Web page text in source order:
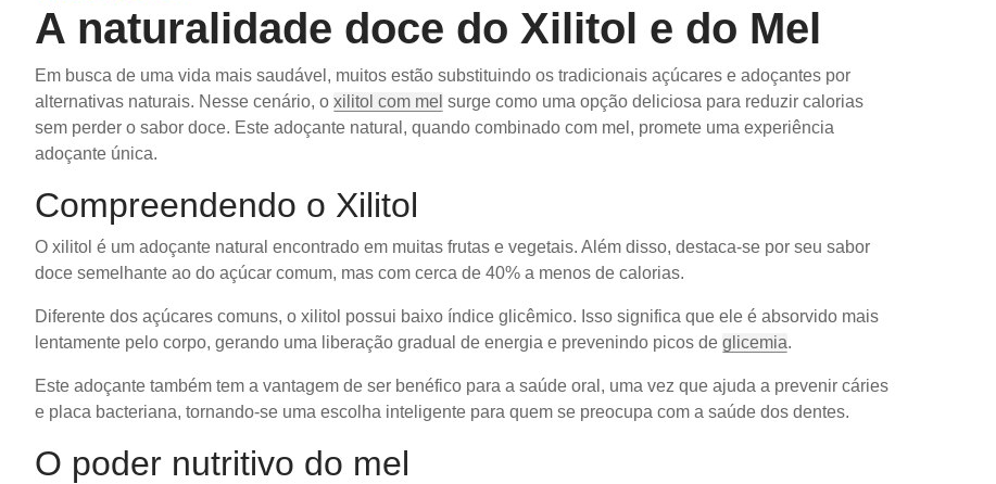
A naturalidade doce do Xilitol e do Mel
Em busca de uma vida mais saudável, muitos estão substituindo os tradicionais açúcares e adoçantes por
alternativas naturais. Nesse cenário, o xilitol com mel surge como uma opção deliciosa para reduzir calorias
sem perder o sabor doce. Este adoçante natural, quando combinado com mel, promete uma experiência
adoçante única.
Compreendendo o Xilitol
O xilitol é um adoçante natural encontrado em muitas frutas e vegetais. Além disso, destaca-se por seu sabor
doce semelhante ao do açúcar comum, mas com cerca de 40% a menos de calorias.
Diferente dos açúcares comuns, o xilitol possui baixo índice glicêmico. Isso significa que ele é absorvido mais
lentamente pelo corpo, gerando uma liberação gradual de energia e prevenindo picos de glicemia.
Este adoçante também tem a vantagem de ser benéfico para a saúde oral, uma vez que ajuda a prevenir cáries
e placa bacteriana, tornando-se uma escolha inteligente para quem se preocupa com a saúde dos dentes.
O poder nutritivo do mel